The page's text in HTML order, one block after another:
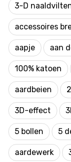
3-D
accessoires
aapje aan
100% katoen
aardbeien
3D-effect
5 bollen 5
aardewerk